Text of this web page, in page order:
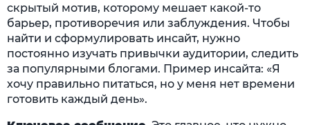
скрытый мотив, которому мешает какой-то
барьер, противоречия или заблуждения. Чтобы
найти и сформулировать инсайт, нужно
постоянно изучать привычки аудитории, следить
за популярными блогами. Пример инсайта: «Я
хочу правильно питаться, но у меня нет времени
готовить каждый день».